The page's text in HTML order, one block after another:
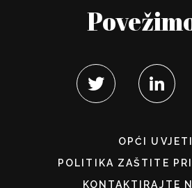
OPĆI UVJETI
POLITIKA ZAŠTITE
KONTAKTIRAJTE